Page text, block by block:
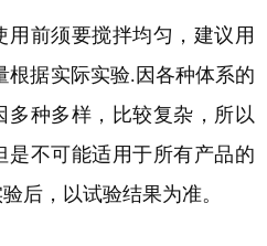
前须要搅拌均匀，建议用
根据实际实验.因各种体系的
多种多样，比较复杂，所以
是不可能适用于所有产品的
后，以试验结果为准。